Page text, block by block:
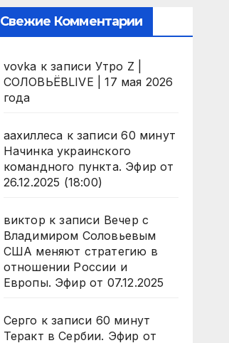
Свежие Комментарии
vovka к записи Утро Z |
СОЛОВЬЁВLIVE | 17 мая 2026
года
аахиллеса к записи60 минут
Начинка украинского
командного пункта. Эфир от
26.12.2025 (18:00)
виктор к записи Вечер с
Владимиром Соловьевым
США меняют стратегию в
отношении России и
Европы. Эфир от 07.12.2025
Серго к записи 60 минут
Теракт в Сербии. Эфир от